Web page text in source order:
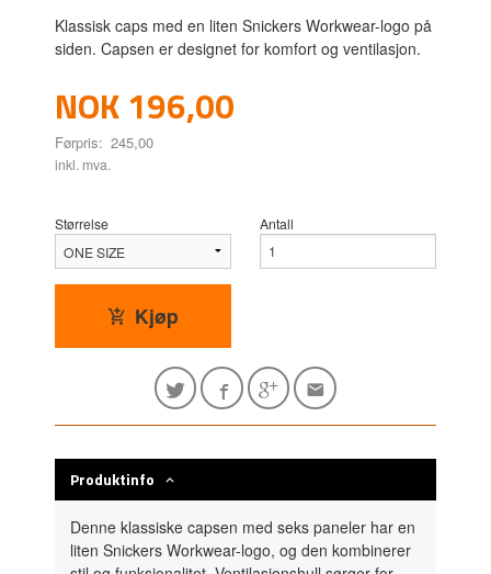
Klassisk caps med en liten Snickers Workwear-logo på
siden. Capsen er designet for komfort og ventilasjon.
Tilbud
NOK196,00
Førpris: 245,00
Rabatt
inkl. mva.
Størrelse Antall
Kjøp
Produktinfo
Denne klassiske capsen med seks paneler har en
liten Snickers Workwear-logo, og den kombinerer